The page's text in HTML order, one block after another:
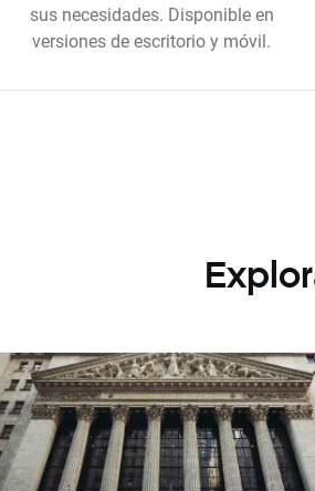
sus necesidades. Disponible en
versiones de escritorio y móvil.